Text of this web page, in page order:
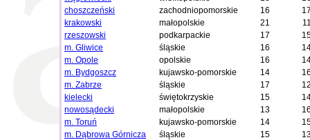
choszczeński
zachodniopomorskie 16
krakowski
małopolskie 21
rzeszowski
podkarpackie 17
m. Gliwice
śląskie 16
m. Opole
opolskie 16
m. Bydgoszcz
kujawsko-pomorskie 14
m. Zabrze
śląskie 17
kielecki
świętokrzyskie 15
nowosądecki
małopolskie 13
m. Toruń
kujawsko-pomorskie 14
m. Dąbrowa Górnicza
śląskie 15